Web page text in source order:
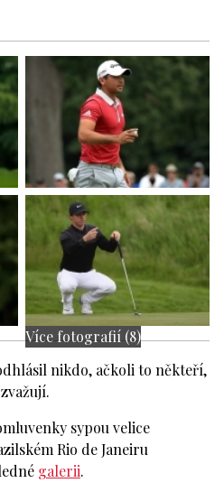
Více fotografií (8)
nikdo, ačkoli to někteří,
sypou velice
Rio de Janeiru
galerii.